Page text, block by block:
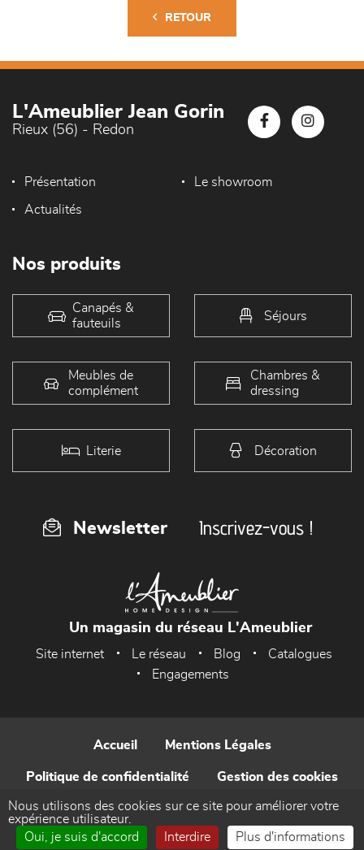
RETOUR
L'Ameublier Jean Gorin
Rieux (56) - Redon
Présentation Le showroom
Actualités
Nos produits
Canapés &
fauteuils
Séjours
Meubles de
complément
Chambres &
dressing
Literie Décoration
Newsletter Inscrivez-vous !
Un magasin du réseau L'Ameublier
Site internet Le réseau Blog
Catalogues
Engagements
Accueil Mentions Légales
Politique de confidentialité Gestion des cookies
Contact
Nous utilisons des cookies sur ce site pour améliorer votre
expérience utilisateur.
Oui, je suis d'accord
Interdire Plus d'informations